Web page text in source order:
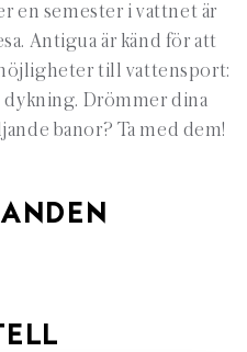
en semester i vattnet är
Antigua är känd för att
till vattensport:
Drömmer dina
banor? Ta med dem!